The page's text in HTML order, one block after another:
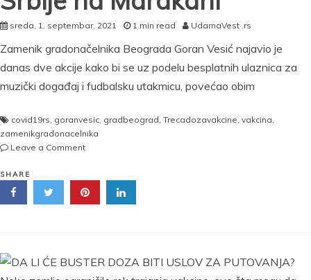
sreda, 1. septembar, 2021 1 min read UdarnaVest .rs
Zamenik gradonačelnika Beograda Goran Vesić najavio je
danas dve akcije kako bi se uz podelu besplatnih ulaznica za
muzički događaj i fudbalsku utakmicu, povećao obim
covid19rs goranvesic gradbeograd Trecadozavakcine vakcina
zamenikgradonacelnika
Leave a Commenton
se
za
SHARE